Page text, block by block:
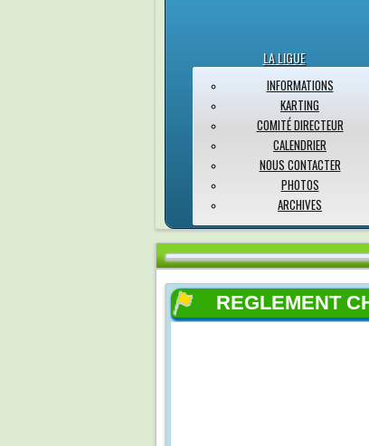
LA LIGUE
INFORMATIONS
KARTING
COMITÉ DIRECTEUR
CALENDRIER
NOUS CONTACTER
PHOTOS
ARCHIVES
REGLEMENT